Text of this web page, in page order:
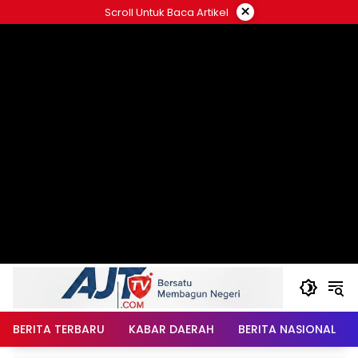
ke
Scroll Untuk Baca Artikel ×
BERITA TERBARU KABAR DAERAH BERITA NASIONAL